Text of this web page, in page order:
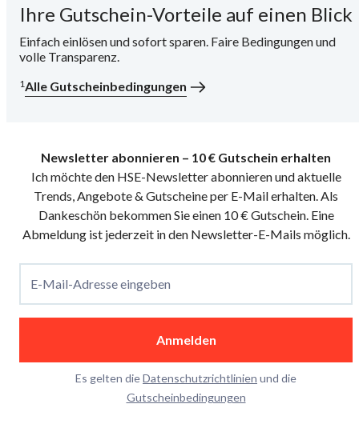
Ihre Gutschein-Vorteile auf einen Blick
Einfach einlösen und sofort sparen. Faire Bedingungen und
volle Transparenz.
1Alle Gutscheinbedingungen
Newsletter abonnieren – 10 € Gutschein erhalten
Ich möchte den HSE-Newsletter abonnieren und aktuelle
Trends, Angebote & Gutscheine per E-Mail erhalten. Als
Dankeschön bekommen Sie einen 10 € Gutschein. Eine
Abmeldung ist jederzeit in den Newsletter-E-Mails möglich.
E-Mail-Adresse eingeben
Anmelden
Es gelten dieDatenschutzrichtlinien und die
Gutscheinbedingungen